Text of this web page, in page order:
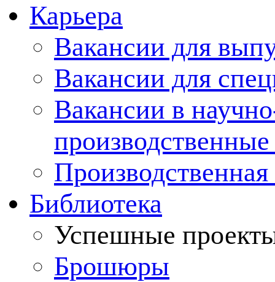
Карьера
Вакансии для
Вакансии для
Вакансии в
Производственная
Библиотека
Успешные
Брошюры